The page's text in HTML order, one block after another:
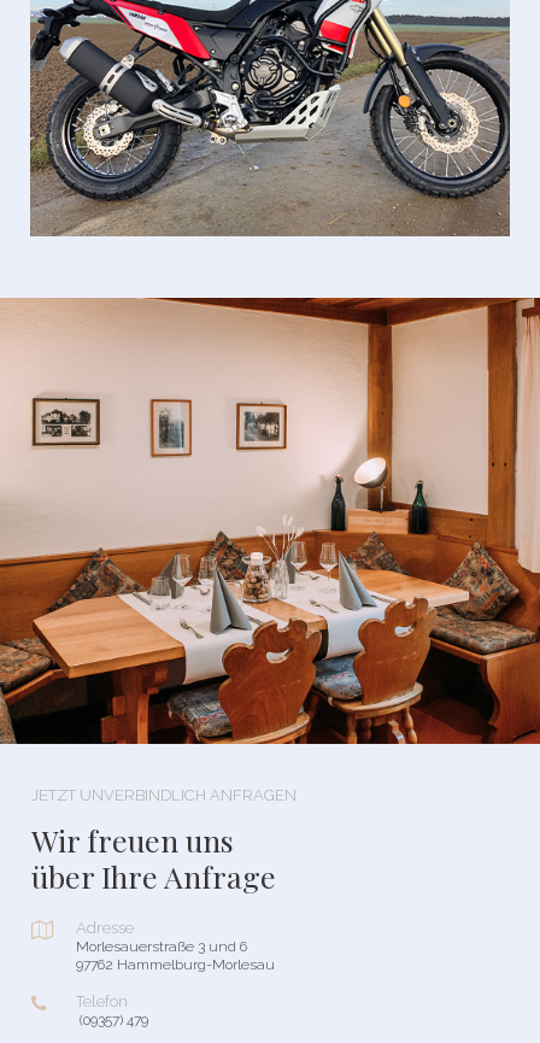
JETZT UNVERBINDLICH ANFRAGEN
Wir freuen uns
über Ihre Anfrage
 Adresse
Morlesauerstraße 3 und 6
97762 Hammelburg-Morlesau
 Telefon
(09357) 479